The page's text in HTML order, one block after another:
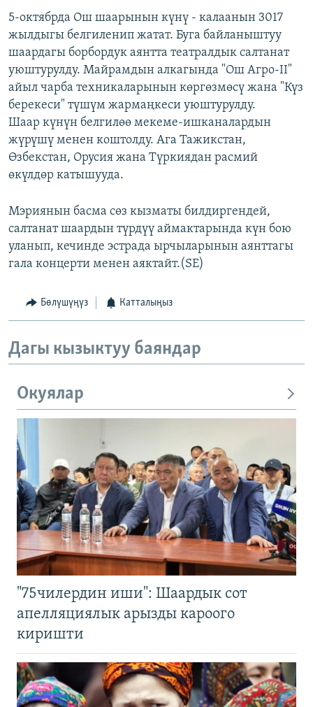
5-октябрда Ош шаарынын күнү - калаанын 3017
жылдыгы белгиленип жатат. Буга байланыштуу
шаардагы борбордук аянтта театралдык салтанат
уюштурулду. Майрамдын алкагында "Ош Агро-II"
айыл чарба техникаларынын көргөзмөсү жана "Күз
берекеси" түшүм жармаңкеси уюштурулду.
Шаар күнүн белгилөө мекеме-ишканалардын
жүрүшү менен коштолду. Ага Тажикстан,
Өзбекстан, Орусия жана Түркиядан расмий
өкүлдөр катышууда.
Мэриянын басма сөз кызматы билдиргендей,
салтанат шаардын түрдүү аймактарында күн бою
уланып, кечинде эстрада ырчыларынын аянттагы
гала концерти менен аяктайт.(SE)
Бөлүшүңүз Катталыңыз
Дагы кызыктуу баяндар
Окуялар
"75чилердин иши": Шаардык сот
апелляциялык арызды кароого
киришти